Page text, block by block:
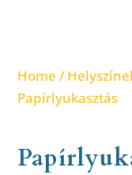
Home /
Papírlyukasztás